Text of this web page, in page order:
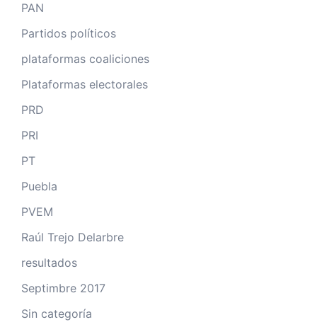
PAN
Partidos políticos
plataformas coaliciones
Plataformas electorales
PRD
PRI
PT
Puebla
PVEM
Raúl Trejo Delarbre
resultados
Septimbre 2017
Sin categoría